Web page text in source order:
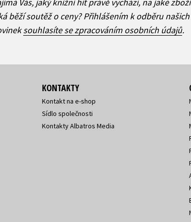
běží soutěž o ceny? Přihlášením k odběru
souhlasíte se zpracováním osobních údajů.
KONTAKTY
Kontakt na e-shop
Sídlo společnosti
Kontakty Albatros Media